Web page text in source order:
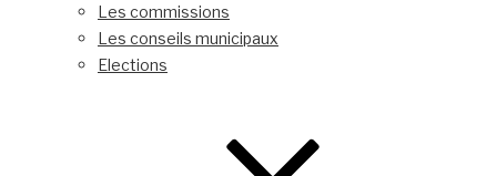
Les commissions
Les conseils municipaux
Elections